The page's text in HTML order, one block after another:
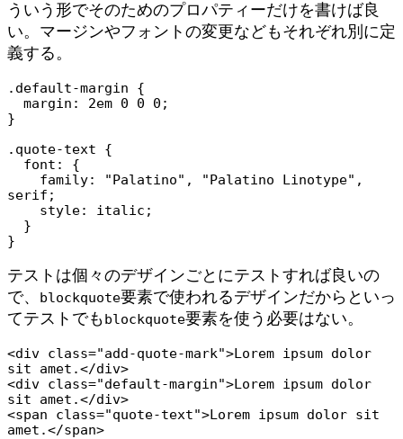
ういう形でそのためのプロパティーだけを書けば良
い。マージンやフォントの変更などもそれぞれ別に定
義する。
.default-margin {
}
.quote-text {
serif;
}
テストは個々のデザインごとにテストすれば良いの
で、
blockquote要素で使われるデザインだからといっ
てテストでもblockquote要素を使う必要はない。
<div class="add-quote-mark">Lorem ipsum dolor
sit amet.</div>
<div class="default-margin">Lorem ipsum dolor
sit amet.</div>
<span class="quote-text">Lorem ipsum dolor sit
amet.</span>